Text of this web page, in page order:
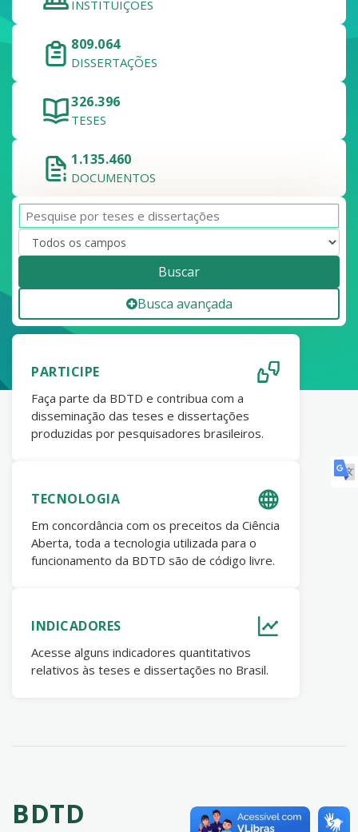
INSTITUIÇÕES
809.064
DISSERTAÇÕES
326.396
TESES
1.135.460
DOCUMENTOS
Buscar
Busca avançada
PARTICIPE
Faça parte da BDTD e contribua com a
disseminação das teses e dissertações
produzidas por pesquisadores brasileiros.
TECNOLOGIA
Em concordância com os preceitos da Ciência
Aberta, toda a tecnologia utilizada para o
funcionamento da BDTD são de código livre.
INDICADORES
Acesse alguns indicadores quantitativos
relativos às teses e dissertações no Brasil.
BDTD